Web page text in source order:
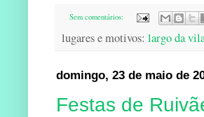
Sem comentários:
lugares e motivos: largo da
domingo, 23 de maio de
Festas de